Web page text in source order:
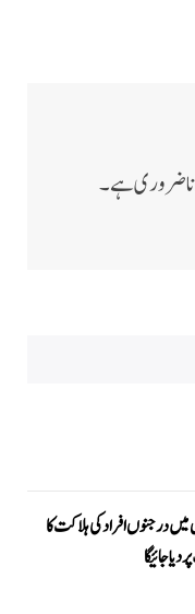
ضروری ہے۔
میں درجنوں افراد کی ہلاکت کا
جائیگا